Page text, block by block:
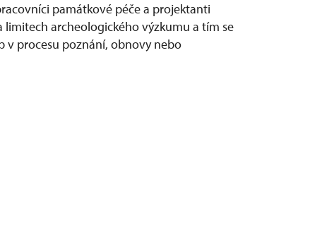
památkové péče a projektanti
archeologického výzkumu a tím se
procesu poznání, obnovy nebo